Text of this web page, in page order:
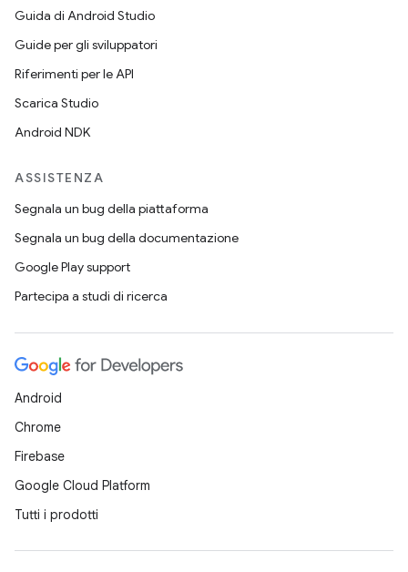
Guida di Android Studio
Guide per gli sviluppatori
Riferimenti per le API
Scarica Studio
Android NDK
ASSISTENZA
Segnala un bug della piattaforma
Segnala un bug della documentazione
Google Play support
Partecipa a studi di ricerca
Android
Chrome
Firebase
Google Cloud Platform
Tutti i prodotti